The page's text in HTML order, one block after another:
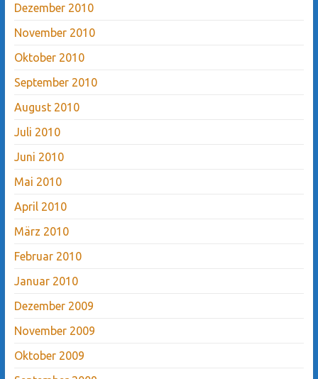
Dezember 2010
November 2010
Oktober 2010
September 2010
August 2010
Juli 2010
Juni 2010
Mai 2010
April 2010
März 2010
Februar 2010
Januar 2010
Dezember 2009
November 2009
Oktober 2009